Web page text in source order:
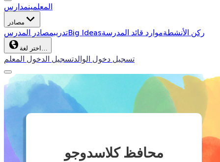
المعلمينمدارس
مصادر
تدريبمصادر المدرس Big Ideas ركن الأنشطةموارد قائد المدرسة
اختر لغة…
تسجيل الدخول المعلمتسجيل دخول الوالد
محافظ كلاسدوجو